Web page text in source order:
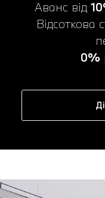
Аванс від
Відсоткова
0%